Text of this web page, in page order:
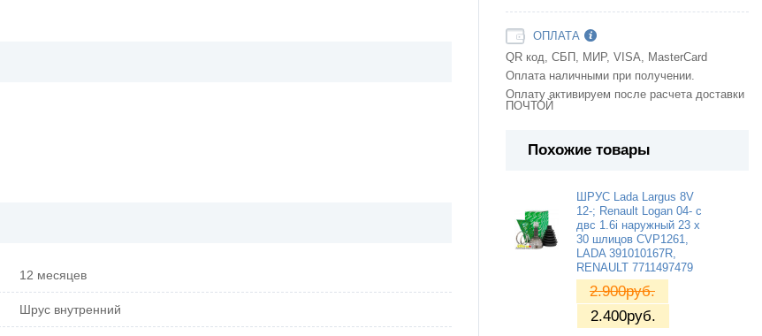
12 месяцев
Шрус внутренний
ОПЛАТА
QR код, СБП, МИР, VISA, MasterCard
Оплата наличными при получении.
Оплату активируем после расчета доставки
ПОЧТОЙ
Похожие товары
ШРУС Lada Largus 8V
12-; Renault Logan 04- с
двс 1.6i наружный 23 х
30 шлицов CVP1261,
LADA 391010167R,
RENAULT 7711497479
2.900руб.
2.400руб.